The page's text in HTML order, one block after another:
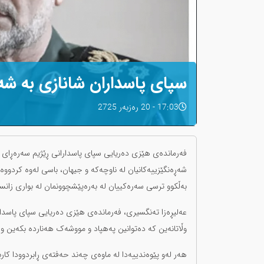
سپای پاسداران شانازی بە
17:03 - 20 رەزبەر 2725
فەرماندەی هێزی دەریایی سپای پاسدارانی ڕێژیم
شەڕەنگێزییەکانیان لە ناوچەکە و جیهان، باسی لەوە
بەڵکوو ترسی سەرەکییان لە بەرەپێشچوونمان لە بواری
عەلیڕەزا تەنگسیری، فەرماندەی هێزی دەریایی سپای
وڵاتانەین کە دەتوانین پەهپاد و مووشەک هەناردە
هەر لەو پێوەندییەدا لە ماوەی چەند حەفتەی